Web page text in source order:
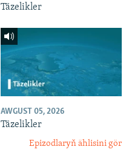
Täzelikler
AWGUST 05, 2026
Täzelikler
Epizodlaryň ählisini gör